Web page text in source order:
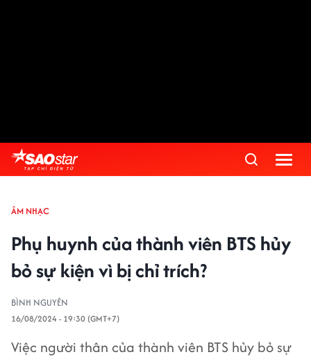
ÂM NHẠC
Phụ huynh của thành viên BTS hủy
bỏ sự kiện vì bị chỉ trích?
BÌNH NGUYÊN
16/08/2024 - 19:30 (GMT+7)
Việc người thân của thành viên BTS hủy bỏ sự